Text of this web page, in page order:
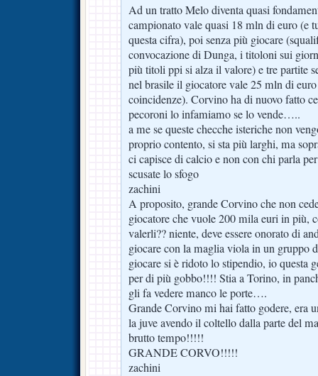
Ad un tratto Melo diventa quasi
campionato vale quasi 18 mln di euro (e
questa cifra), poi senza più giocare
convocazione di Dunga, i titoloni sui
più titoli ppi si alza il valore) e tre partite
nel brasile il giocatore vale 25 mln di
coincidenze). Corvino ha di nuovo fatto
pecoroni lo infamiamo se lo vende…..
a me se queste checche isteriche non
proprio contento, si sta più larghi, ma
ci capisce di calcio e non con chi parla
scusate lo sfogo
zachini
A proposito, grande Corvino che non
giocatore che vuole 200 mila euri in più,
valerli?? niente, deve essere onorato di
giocare con la maglia viola in un gruppo
giocare si è ridoto lo stipendio, io
per di più gobbo!!!! Stia a Torino, in
gli fa vedere manco le porte….
Grande Corvino mi hai fatto godere, era
la juve avendo il coltello dalla parte del
brutto tempo!!!!!
GRANDE CORVO!!!!!
zachini